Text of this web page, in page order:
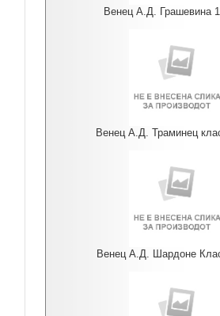
Венец А.Д. Грашевина
Венец А.Д. Траминец
Венец А.Д. Шардоне